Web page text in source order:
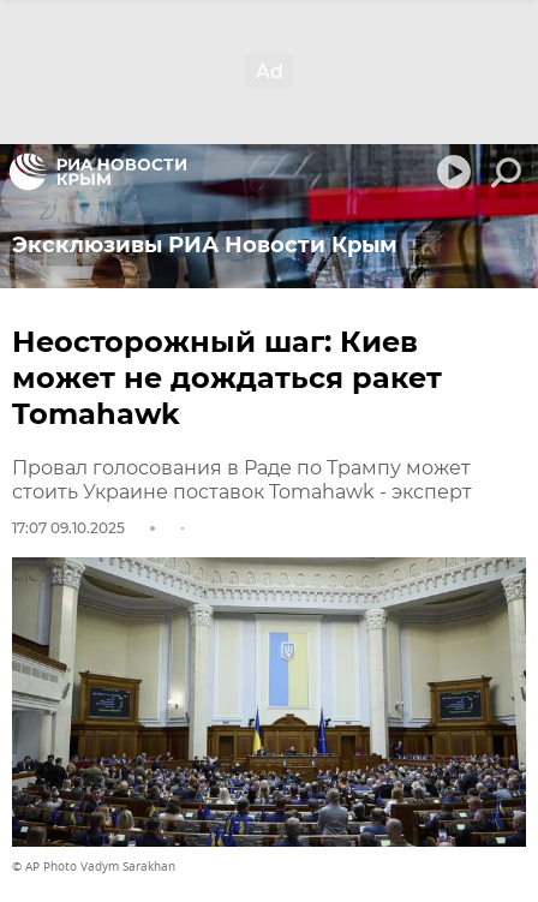
Эксклюзивы РИА Новости Крым
Неосторожный шаг: Киев
может не дождаться ракет
Tomahawk
Провал голосования в Раде по Трампу может
стоить Украине поставок Tomahawk - эксперт
17:07 09.10.2025
© AP Photo Vadym Sarakhan